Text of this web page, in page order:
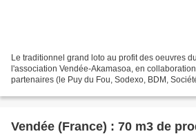
Le traditionnel grand loto au profit des oeuvres
l'association Vendée-Akamasoa, en
partenaires (le Puy du Fou, Sodexo, BDM,
Vendée (France) : 70 m3 de